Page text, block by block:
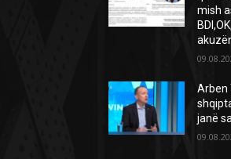
mish
Arben
janë